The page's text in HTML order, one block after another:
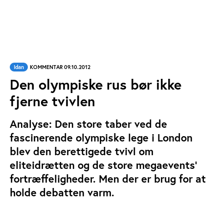
Idan KOMMENTAR 09.10.2012
Den olympiske rus bør ikke
fjerne tvivlen
Analyse: Den store taber ved de
fascinerende olympiske lege i London
blev den berettigede tvivl om
eliteidrætten og de store megaevents’
fortræffeligheder. Men der er brug for at
holde debatten varm.